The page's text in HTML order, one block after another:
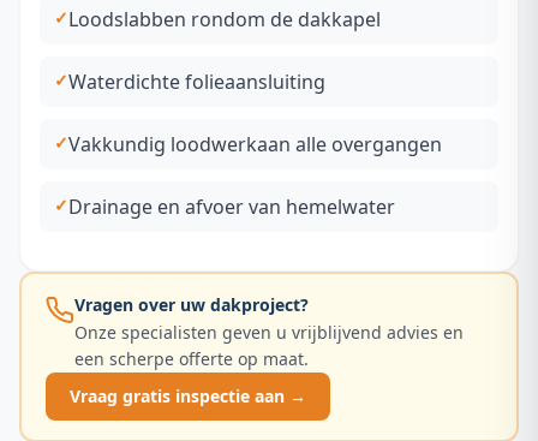
Loodslabben rondom de dakkapel
Waterdichte folieaansluiting
Vakkundig loodwerkaan alle overgangen
Drainage en afvoer van hemelwater
Vragen over uw dakproject?
Onze specialisten geven u vrijblijvend advies en
een scherpe offerte op maat.
Vraag gratis inspectie aan →